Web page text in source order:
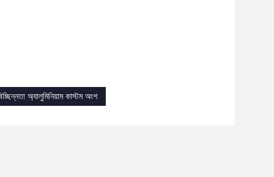
অ্যালুমিনিয়াম কাস্টম অংশ